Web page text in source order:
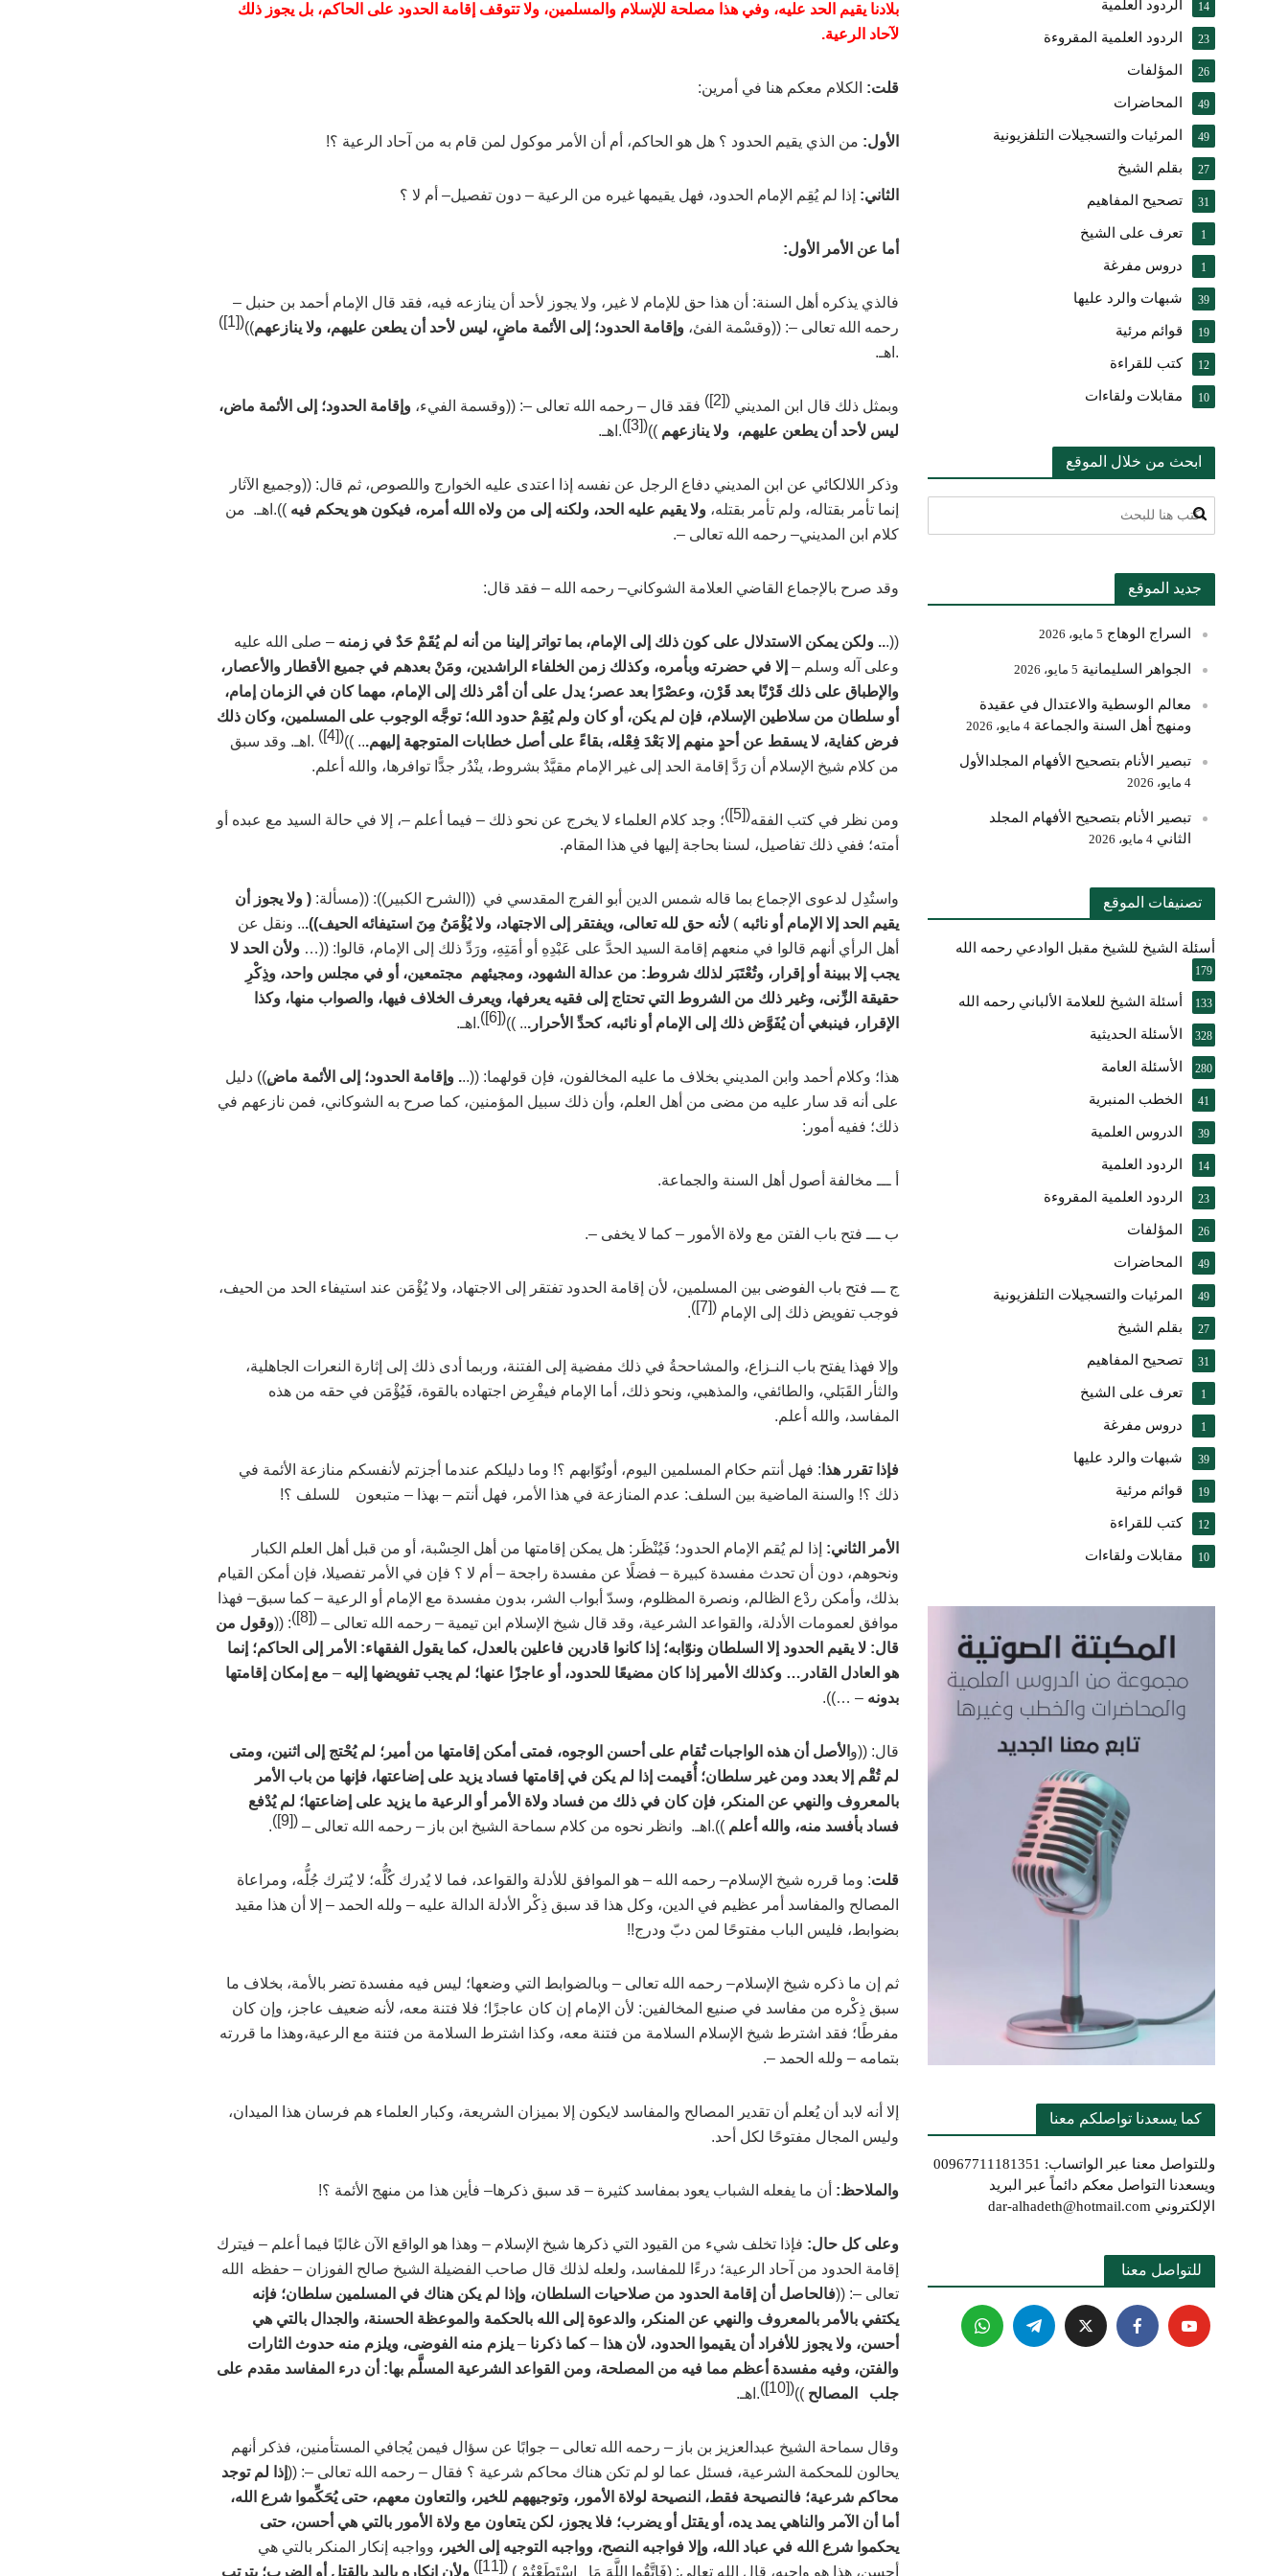
بلادنا يقيم الحد عليه، وفي هذا مصلحة للإسلام والمسلمين، ولا تتوقف إقامة الحدود على الحاكم، بل يجوز ذلك
لآحاد الرعية.
قلت: الكلام معكم هنا في أمرين:
الأول: من الذي يقيم الحدود ؟ هل هو الحاكم، أم أن الأمر موكول لمن قام به من آحاد الرعية ؟!
الثاني: إذا لم يُقِم الإمام الحدود، فهل يقيمها غيره من الرعية –دون تفصيل–أم لا ؟
أما عن الأمر الأول:
فالذي يذكره أهل السنة: أن هذا حق للإمام لا غير، ولا يجوز لأحد أن ينازعه فيه، فقد قال الإمام أحمد بن حنبل –
رحمه الله تعالى –: ((وقسْمة الفئ، وإقامة الحدود؛ إلى الأئمة ماضٍ، ليس لأحد أن يطعن عليهم، ولا ينازعهم))
(
[1]
)
.اهـ.
وبمثل ذلك قال ابن المديني (
[2]
) فقد قال – رحمه الله تعالى –: ((وقسمة الفيء، وإقامة الحدود؛ إلى الأئمة ماض،
ليس لأحد أن يطعن عليهم، ولا ينازعهم ))
(
[3]
).اهـ.
وذكر اللالكائي عن ابن المديني دفاع الرجل عن نفسه إذا اعتدى عليه الخوارج واللصوص، ثم قال: ((وجميع الآثار
إنما تأمر بقتاله، ولم تأمر بقتله، ولا يقيم عليه الحد، ولكنه إلى من ولاه الله أمره، فيكون هو يحكم فيه )).اهـ. من
كلام ابن المديني– رحمه الله تعالى –.
وقد صرح بالإجماع القاضي العلامة الشوكاني– رحمه الله –فقد قال:
((... ولكن يمكن الاستدلال على كون ذلك إلى الإمام، بما تواتر إلينا من أنه لم يُقَمْ حَدٌ في زمنه – صلى الله عليه
وعلى آله وسلم – إلا في حضرته وبأمره، وكذلك زمن الخلفاء الراشدين، ومَنْ بعدهم في جميع الأقطار والأعصار،
والإطباق على ذلك قَرْنًا بعد قَرْن، وعصْرًا بعد عصر؛ يدل على أن أمْر ذلك إلى الإمام، مهما كان في الزمان إمام،
أو سلطان من سلاطين الإسلام، فإن لم يكن، أو كان ولم يُقِمْ حدود الله؛ توجَّه الوجوب على المسلمين، وكان ذلك
فرض كفاية، لا يسقط عن أحدٍ منهم إلا بَعْدَ فِعْله، بقاءً على أصل خطابات المتوجهة إليهم... ))
(
[4]
) .اهـ. وقد سبق
من كلام شيخ الإسلام أن رَدَّ إقامة الحد إلى غير الإمام مقيَّدٌ بشروط، ينْدُر جدًّا توافرها، والله أعلم.
ومن نظر في كتب الفقه(
[5]
)؛ وجد كلام العلماء لا يخرج عن نحو ذلك – فيما أعلم –، إلا في حالة السيد مع عبده أو
أمته؛ ففي ذلك تفاصيل، لسنا بحاجة إليها في هذا المقام.
واستُدِل لدعوى الإجماع بما قاله شمس الدين أبو الفرج المقدسي في ((الشرح الكبير)): ((مسألة: ( ولا يجوز أن
يقيم الحد إلا الإمام أو نائبه ) لأنه حق لله تعالى، ويفتقر إلى الاجتهاد، ولا يُؤْمَنُ مِنَ استيفائه الحيف))... ونقل عن
أهل الرأي أنهم قالوا في منعهم إقامة السيد الحدَّ على عَبْدِهِ أو أمَتِهِ، ورَدِّ ذلك إلى الإمام، قالوا: ((… ولأن الحد لا
يجب إلا ببينة أو إقرار، وتُعْتَبَر لذلك شروط: من عدالة الشهود، ومجيئهم مجتمعين، أو في مجلس واحد، وذِكْرِ
حقيقة الزِّنى، وغير ذلك من الشروط التي تحتاج إلى فقيه يعرفها، ويعرف الخلاف فيها، والصواب منها، وكذا
الإقرار، فينبغي أن يُفَوَّض ذلك إلى الإمام أو نائبه، كحدِّ الأحرار... ))
(
[6]
).اهـ.
هذا؛ وكلام أحمد وابن المديني بخلاف ما عليه المخالفون، فإن قولهما: ((... وإقامة الحدود؛ إلى الأئمة ماضٍ)) دليل
على أنه قد سار عليه من مضى من أهل العلم، وأن ذلك سبيل المؤمنين، كما صرح به الشوكاني، فمن نازعهم في
ذلك؛ ففيه أمور:
ـــمخالفة أصول أهل السنة والجماعة.
ب ـــفتح باب الفتن مع ولاة الأمور –كما لا يخفى –
.
ج ـــفتح باب الفوضى بين المسلمين، لأن إقامة الحدود تفتقر إلى الاجتهاد، ولا يُؤْمَن عند استيفاء الحد من الحيف،
فوجب تفويض ذلك إلى الإمام (
[7]
)
.
وإلا فهذا يفتح باب النـزاع، والمشاححةُ في ذلك مفضية إلى الفتنة، وربما أدى ذلك إلى إثارة النعرات الجاهلية،
والثأر القَبَلي، والطائفي، والمذهبي، ونحو ذلك، أما الإمام فيفْرِض اجتهاده بالقوة، فَيُؤْمَن في حقه من هذه
المفاسد، والله أعلم.
فإذا تقرر هذا : فهل أنتم حكام المسلمين اليوم، أونُوّابهم ؟! وما دليلكم عندما أجزتم لأنفسكم منازعة الأئمة في
ذلك ؟! والسنة الماضية بين السلف: عدم المنازعة في هذا الأمر، فهل أنتم –بهذا –متبعون للسلف ؟!
الأمر الثاني: إذا لم يُقم الإمام الحدود؛ فَيُنْظَر: هل يمكن إقامتها من أهل الحِسْبة، أو من قبل أهل العلم الكبار
ونحوهم، دون أن تحدث مفسدة كبيرة –فضلًا عن مفسدة راجحة –أم لا ؟ فإن في الأمر تفصيلا، فإن أمكن القيام
بذلك، وأمكن ردْع الظالم، ونصرة المظلوم، وسدّ أبواب الشر، بدون مفسدة مع الإمام أو الرعية –كما سبق–فهذا
موافق لعمومات الأدلة، والقواعد الشرعية، وقد قال شيخ الإسلام ابن تيمية – رحمه الله تعالى – (
[8]
)
: ((وقول من
قال: لا يقيم الحدود إلا السلطان ونوّابه؛ إذا كانوا قادرين فاعلين بالعدل، كما يقول الفقهاء: الأمر إلى الحاكم؛ إنما
هو العادل القادر… وكذلك الأمير إذا كان مضيعًا للحدود، أو عاجزًا عنها؛ لم يجب تفويضها إليه –مع إمكان إقامتها
بدونه –
…)).
قال: ((و الأصل أن هذه الواجبات تُقام على أحسن الوجوه، فمتى أمكن إقامتها من أمير؛ لم يُحْتج إلى اثنين، ومتى
لم تُقَْم إلا بعدد ومن غير سلطان؛ أُقيمت إذا لم يكن في إقامتها فساد يزيد على إضاعتها، فإنها من باب الأمر
بالمعروف والنهي عن المنكر، فإن كان في ذلك من فساد ولاة الأمر أو الرعية ما يزيد على إضاعتها؛ لم يُدْفع
فساد بأفسد منه، والله أعلم )).اهـ. وانظر نحوه من كلام سماحة الشيخ ابن باز – رحمه الله تعالى – (
[9]
)
.
قلت: وما قرره شيخ الإسلام– رحمه الله –هو الموافق للأدلة والقواعد، فما لا يُدرك كُلُّه؛ لا يُترك جُلُّه، ومراعاة
المصالح والمفاسد أمر عظيم في الدين، وكل هذا قد سبق ذِكْر الأدلة الدالة عليه –ولله الحمد – إلا أن هذا مقيد
بضوابط، فليس الباب مفتوحًا لمن دبّ ودرج!!
ثم إن ما ذكره شيخ الإسلام– رحمه الله تعالى –وبالضوابط التي وضعها؛ ليس فيه مفسدة تضر بالأمة، بخلاف ما
سبق ذِكْره من مفاسد في صنيع المخالفين: لأن الإمام إن كان عاجزًا؛ فلا فتنة معه، لأنه ضعيف عاجز، وإن كان
مفرطًا؛ فقد اشترط شيخ الإسلام السلامة من فتنة معه، وكذا اشترط السلامة من فتنة مع الرعية،وهذا ما قررته
بتمامه –ولله الحمد –
.
إلا أنه لابد أن يُعلم أن تقدير المصالح والمفاسد لايكون إلا بميزان الشريعة، وكبار العلماء هم فرسان هذا الميدان،
وليس المجال مفتوحًا لكل أحد.
والملاحظ: أن ما يفعله الشباب يعود بمفاسد كثيرة –قد سبق ذكرها–فأين هذا من منهج الأئمة ؟!
وعلى كل حال: فإذا تخلف شيء من القيود التي ذكرها شيخ الإسلام –وهذا هو الواقع الآن غالبًا فيما أعلم –فيترك
إقامة الحدود من آحاد الرعية؛ درءًا للمفاسد، ولعله لذلك قال صاحب الفضيلة الشيخ صالح الفوزان – حفظه الله
تعالى –: ((فالحاصل أن إقامة الحدود من صلاحيات السلطان، وإذا لم يكن هناك في المسلمين سلطان؛ فإنه
يكتفي بالأمر بالمعروف والنهي عن المنكر، والدعوة إلى الله بالحكمة والموعظة الحسنة، والجدال بالتي هي
أحسن، ولا يجوز للأفراد أن يقيموا الحدود، لأن هذا –كما ذكرنا –يلزم منه الفوضى، ويلزم منه حدوث الثارات
والفتن، وفيه مفسدة أعظم مما فيه من المصلحة، ومن القواعد الشرعية المسلَّم بها: أن درء المفاسد مقدم على
جلب المصالح ))
(
[10]
).اهـ.
وقال سماحة الشيخ عبدالعزيز بن باز – رحمه الله تعالى –جوابًا عن سؤال فيمن يُجافي المستأمنين، فذكر أنهم
يحالون للمحكمة الشرعية، فسئل عما لو لم تكن هناك محاكم شرعية ؟ فقال – رحمه الله تعالى –: ((إذا لم توجد
محاكم شرعية؛ فالنصيحة فقط، النصيحة لولاة الأمور، وتوجيههم للخير، والتعاون معهم، حتى يُحَكِّموا شرع الله،
أما أن الآمر والناهي يمد يده، أو يقتل أو يضرب؛ فلا يجوز، لكن يتعاون مع ولاة الأمور بالتي هي أحسن، حتى
يحكموا شرع الله في عباد الله، وإلا فواجبه النصح، وواجبه التوجيه إلى الخير، وواجبه إنكار المنكر بالتي هي
أحسن، هذا هو واجبه، قال الله تعالى: )فَاتَّقُوا اللَّهَ مَا اسْتَطَعْتُمْ (
(
[11]
) ولأن إنكاره باليد بالقتل أو الضرب؛ يترتب
الردود العلمية 14
الردود العلمية المقروءة 23
المؤلفات 26
المحاضرات 49
المرئيات والتسجيلات التلفزيونية 49
بقلم الشيخ 27
تصحيح المفاهيم 31
تعرف على الشيخ 1
دروس مفرغة 1
شبهات والرد عليها 39
قوائم مرئية 19
كتب للقراءة 12
مقابلات ولقاءات 10
ابحث من خلال الموقع
جديد الموقع
السراج الوهاج 5 مايو، 2026
الجواهر السليمانية 5 مايو، 2026
معالم الوسطية والاعتدال في عقيدة
ومنهج أهل السنة والجماعة 4 مايو، 2026
تبصير الأنام بتصحيح الأفهام المجلدالأول
4 مايو، 2026
تبصير الأنام بتصحيح الأفهام المجلد
الثاني 4 مايو، 2026
تصنيفات الموقع
أسئلة الشيخ للشيخ مقبل الوادعي رحمه الله
179
أسئلة الشيخ للعلامة الألباني رحمه الله 133
الأسئلة الحديثية 328
الأسئلة العامة 280
الخطب المنبرية 41
الدروس العلمية 39
الردود العلمية 14
الردود العلمية المقروءة 23
المؤلفات 26
المحاضرات 49
المرئيات والتسجيلات التلفزيونية 49
بقلم الشيخ 27
تصحيح المفاهيم 31
تعرف على الشيخ 1
دروس مفرغة 1
شبهات والرد عليها 39
قوائم مرئية 19
كتب للقراءة 12
مقابلات ولقاءات 10
كما يسعدنا تواصلكم معنا
وللتواصل معنا عبر الواتساب: 00967711181351
ويسعدنا التواصل معكم دائماً عبر البريد
الإلكتروني dar-alhadeth@hotmail.com
للتواصل معنا